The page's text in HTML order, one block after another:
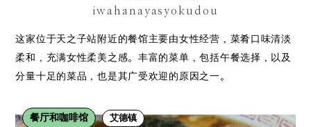
iwahanayasyokudou
这家位于天之子站附近的餐馆主要由女性经营，菜肴口味清淡
柔和，充满女性柔美之感。丰富的菜单，包括午餐选择，以及
分量十足的菜品，也是其广受欢迎的原因之一。
餐厅和咖啡馆 艾德镇